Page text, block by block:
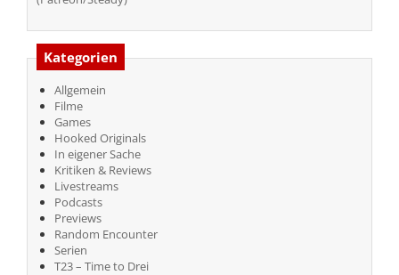
Kategorien
Allgemein
Filme
Games
Hooked Originals
In eigener Sache
Kritiken & Reviews
Livestreams
Podcasts
Previews
Random Encounter
Serien
T23 – Time to Drei